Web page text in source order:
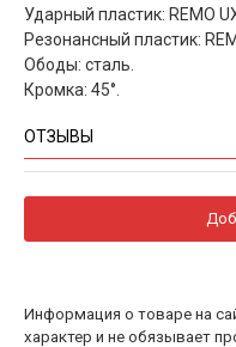
Ударный пластик: REMO
Резонансный пластик:
Ободы: сталь.
Кромка: 45°.
ОТЗЫВЫ
Информация о товаре на
характер и не обязывает